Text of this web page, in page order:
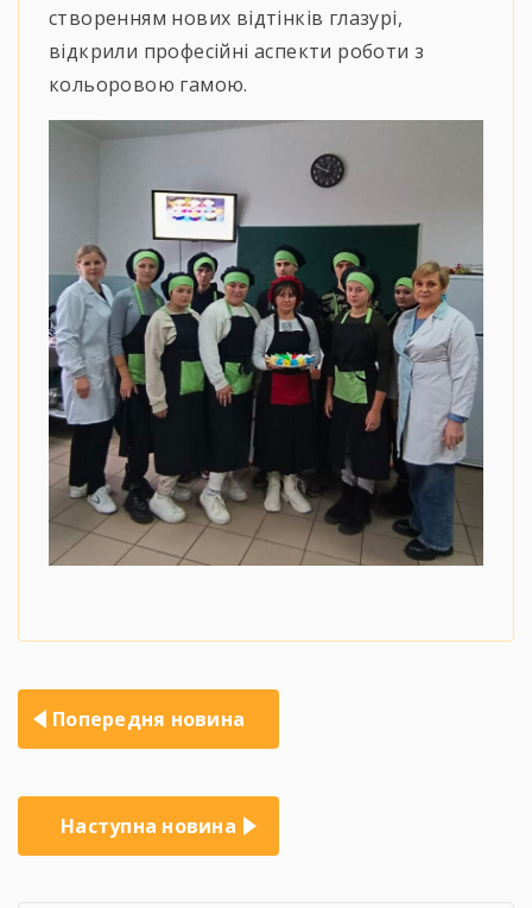
створенням нових відтінків глазурі,
відкрили професійні аспекти роботи з
кольоровою гамою.
Навігація
записів
Попередня новина
Наступна новина